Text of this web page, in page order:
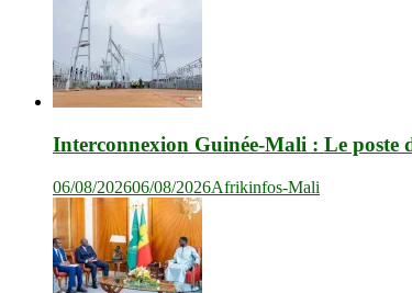
Interconnexion Guinée-Mali : Le poste
06/08/202606/08/2026Afrikinfos-Mali